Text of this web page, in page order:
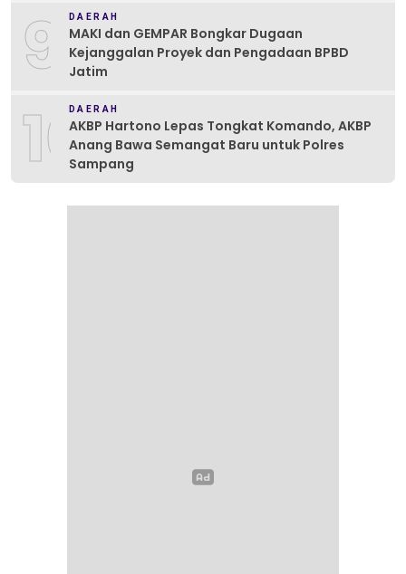
9 DAERAH
MAKI dan GEMPAR Bongkar Dugaan
Kejanggalan Proyek dan Pengadaan BPBD
Jatim
10DAERAH
AKBP Hartono Lepas Tongkat Komando, AKBP
Anang Bawa Semangat Baru untuk Polres
Sampang